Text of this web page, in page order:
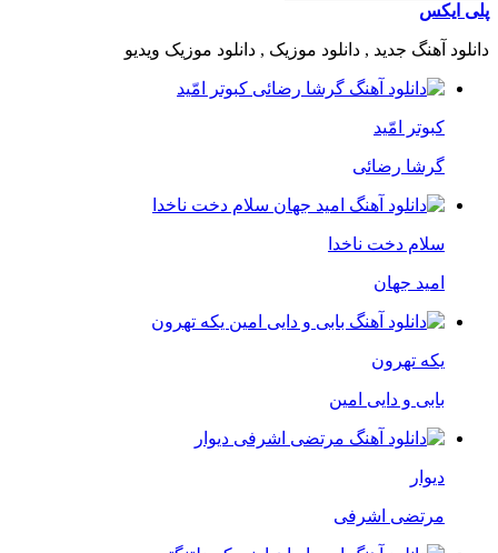
پلی ایکس
دانلود آهنگ جدید , دانلود موزیک , دانلود موزیک ویدیو
کبوتر امّید
گرشا رضائی
سلام دخت ناخدا
امید جهان
یکه تهرون
بابی و دایی امین
دیوار
مرتضی اشرفی